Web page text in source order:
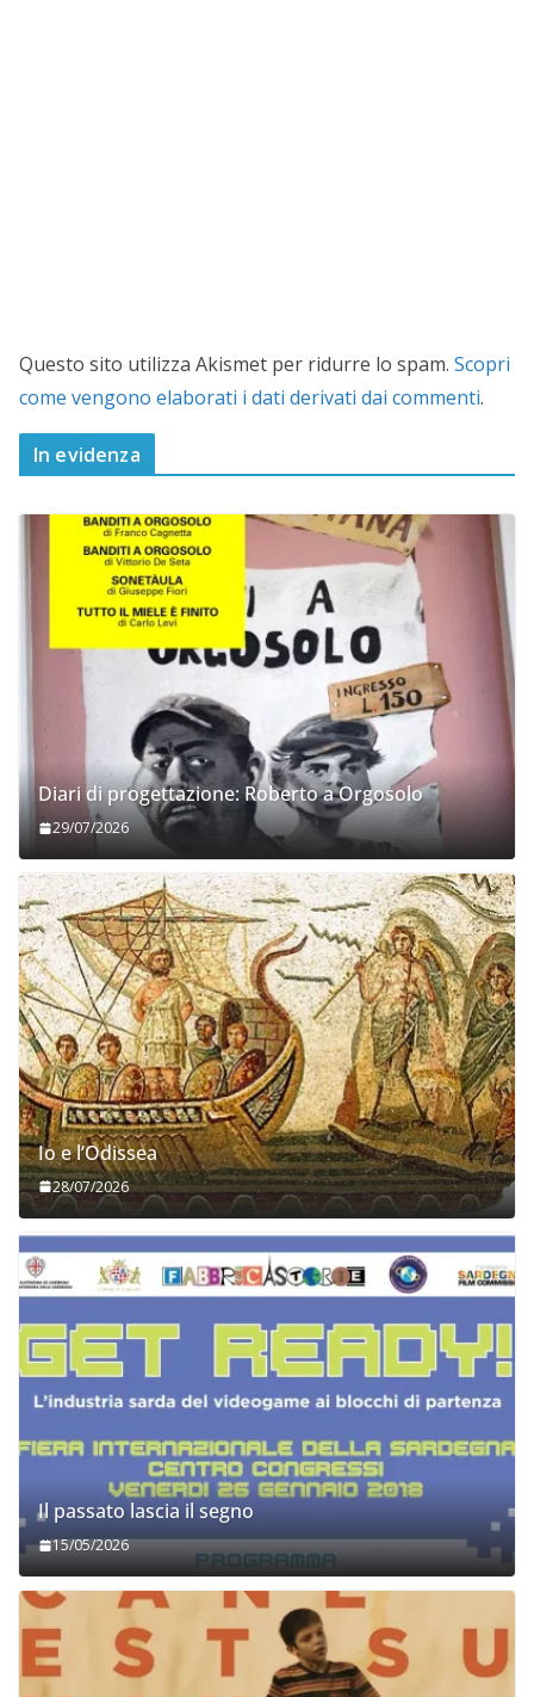
Questo sito utilizza Akismet per ridurre lo spam. Scopri
come vengono elaborati i dati derivati dai commenti.
In evidenza
Diari di progettazione: Roberto a Orgosolo
29/07/2026
Io e l’Odissea
28/07/2026
Il passato lascia il segno
15/05/2026